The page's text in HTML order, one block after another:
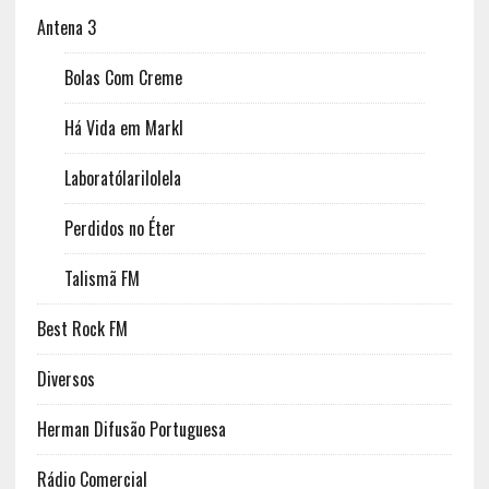
Antena 3
Bolas Com Creme
Há Vida em Markl
Laboratólarilolela
Perdidos no Éter
Talismã FM
Best Rock FM
Diversos
Herman Difusão Portuguesa
Rádio Comercial